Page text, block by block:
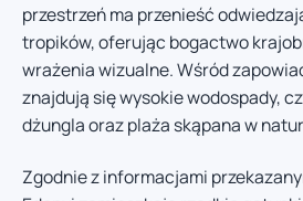
przestrzeń ma przenieść
tropików, oferując bogactwo
wrażenia wizualne. Wśród
znajdują się wysokie wodospady,
dżungla oraz plaża skąpana w
Zgodnie z informacjami